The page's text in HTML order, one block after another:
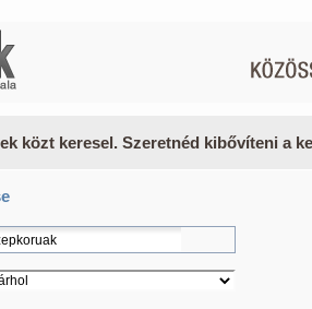
közt keresel. Szeretnéd kibővíteni a